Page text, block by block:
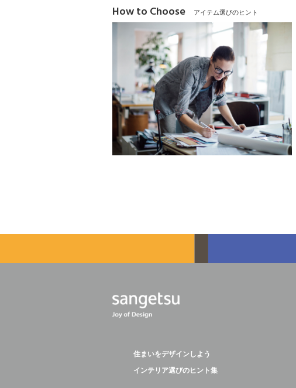
How to Choose アイテム選びのヒント
住まいをデザインしよう
インテリア選びのヒント集